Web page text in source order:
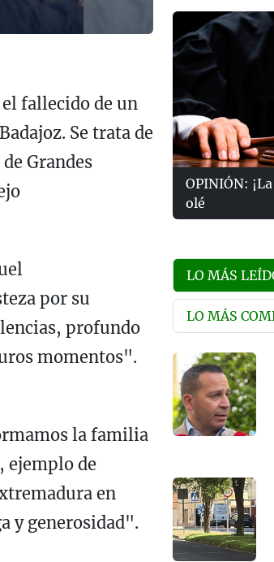
el fallecido de un
Se trata de
Grandes
por su
profundo
momentos".
la familia
ejemplo de
en
y generosidad".
OPINIÓN:
olé
LO MÁS
LO MÁS